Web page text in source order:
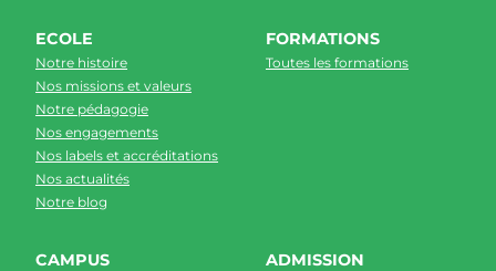
ECOLE
Notre histoire
Nos missions et valeurs
Notre pédagogie
Nos engagements
Nos labels et accréditations
Nos actualités
Notre blog
FORMATIONS
Toutes les formations
CAMPUS ADMISSION